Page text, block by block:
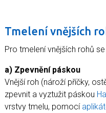
Tmelení vnějších
Pro tmelení vnějších rohů
a) Zpevnění páskou
Vnější roh (nároží příčky,
zpevnit a vyztužit páskou
vrstvy tmelu, pomocí